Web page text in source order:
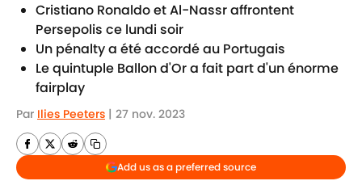
Cristiano Ronaldo et Al-Nassr affrontent
Persepolis ce lundi soir
Un pénalty a été accordé au Portugais
Le quintuple Ballon d'Or a fait part d'un énorme
fairplay
Par Ilies Peeters | 27 nov. 2023
Add us as a preferred source